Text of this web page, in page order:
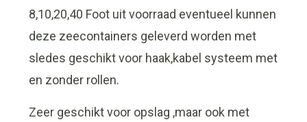
8,10,20,40 Foot uit voorraad eventueel kunnen
deze zeecontainers geleverd worden met
sledes geschikt voor haak,kabel systeem met
en zonder rollen.
Zeer geschikt voor opslag ,maar ook met